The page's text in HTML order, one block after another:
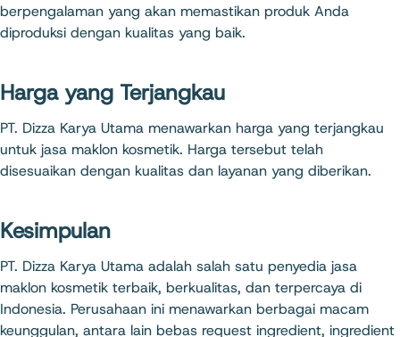
berpengalaman yang akan memastikan produk Anda
diproduksi dengan kualitas yang baik.
Harga yang Terjangkau
PT. Dizza Karya Utama menawarkan harga yang terjangkau
untuk jasa maklon kosmetik. Harga tersebut telah
disesuaikan dengan kualitas dan layanan yang diberikan.
Kesimpulan
PT. Dizza Karya Utama adalah salah satu penyedia jasa
maklon kosmetik terbaik, berkualitas, dan terpercaya di
Indonesia. Perusahaan ini menawarkan berbagai macam
keunggulan, antara lain bebas request ingredient, ingredient